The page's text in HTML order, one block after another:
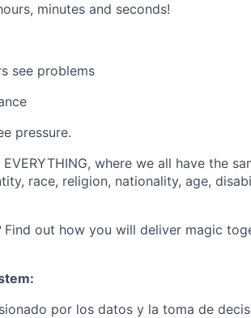
minutes and seconds!
see problems
pressure.
, where we all have the
race, religion, nationality, age,
Find out how you will deliver magic
por los datos y la toma de